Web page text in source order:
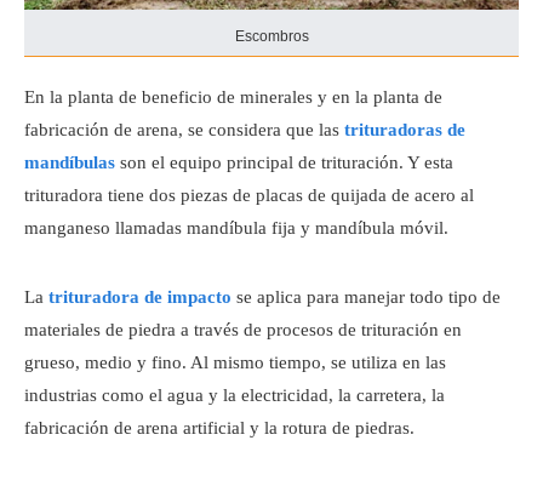
Escombros
En la planta de beneficio de minerales y en la planta de
fabricación de arena, se considera que las trituradoras de
mandíbulas son el equipo principal de trituración. Y esta
trituradora tiene dos piezas de placas de quijada de acero al
manganeso llamadas mandíbula fija y mandíbula móvil.
La trituradora de impacto se aplica para manejar todo tipo de
materiales de piedra a través de procesos de trituración en
grueso, medio y fino. Al mismo tiempo, se utiliza en las
industrias como el agua y la electricidad, la carretera, la
fabricación de arena artificial y la rotura de piedras.